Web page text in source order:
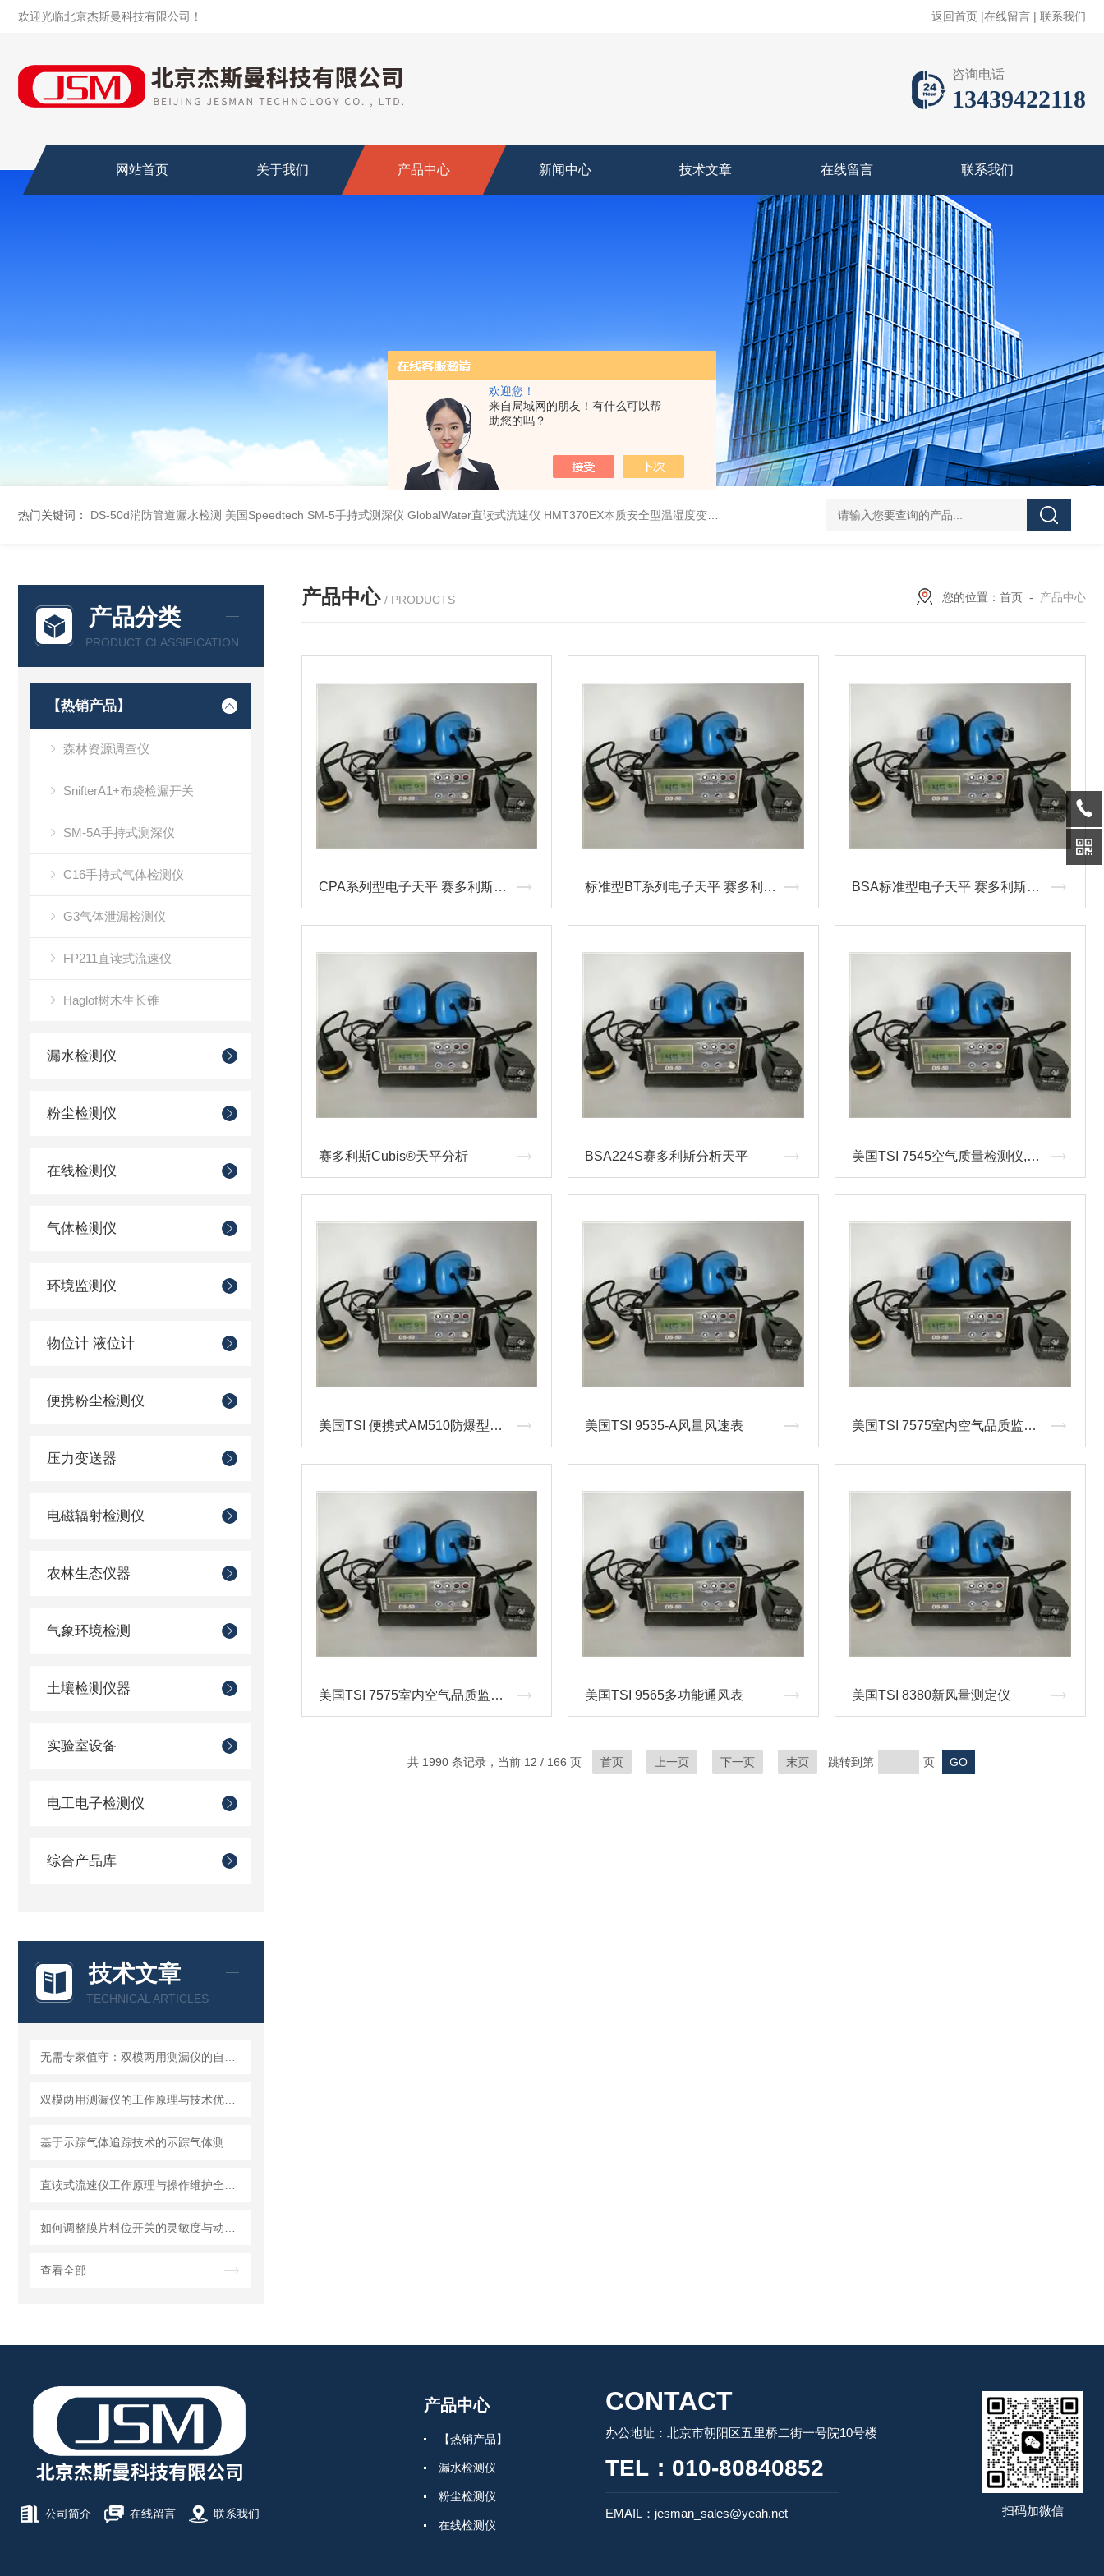
欢迎您！
来自局域网的朋友！有什么可以帮
助您的吗？
欢迎光临北京杰斯曼科技有限公司！ 返回首页 |在线留言 | 联系我们
咨询电话
13439422118
网站首页 关于我们 产品中心 新闻中心 技术文章 在线留言 联系我们
热门关键词： DS-50d消防管道漏水检测 美国Speedtech SM-5手持式测深仪 GlobalWater直读式流速仪 HMT370EX本质安全型温湿度变送器系列 适用于 0 区和 20 区 DS-50d韩国大成管道漏水检测仪 DS-50d韩国
产品分类
PRODUCT CLASSIFICATION
【热销产品】
森林资源调查仪
SnifterA1+布袋检漏开关
SM-5A手持式测深仪
C16手持式气体检测仪
G3气体泄漏检测仪
FP211直读式流速仪
Haglof树木生长锥
漏水检测仪
粉尘检测仪
在线检测仪
气体检测仪
环境监测仪
物位计 液位计
便携粉尘检测仪
压力变送器
电磁辐射检测仪
农林生态仪器
气象环境检测
土壤检测仪器
实验室设备
电工电子检测仪
综合产品库
技术文章
TECHNICAL ARTICLES
查看全部
产品中心 / PRODUCTS 您的位置： 首页 - 产品中心
CPA系列型电子天平 赛多利斯产品价格 标准型BT系列电子天平 赛多利斯集团BT系列电子天平——性能 BSA标准型电子天平 赛多利斯电子天平价格
赛多利斯Cubis®天平分析 BSA224S赛多利斯分析天平 美国TSI 7545空气质量检测仪,TSI 7545
美国TSI 便携式AM510防爆型数字式测尘仪 美国TSI 9535-A风量风速表 美国TSI 7575室内空气品质监测仪
美国TSI 7575室内空气品质监测仪操作说明 美国TSI 9565多功能通风表 美国TSI 8380新风量测定仪
共 1990 条记录，当前 12 / 166 页 首页 上一页 下一页 末页 跳转到第 页
公司简介 在线留言 联系我们
产品中心
【热销产品】
漏水检测仪
粉尘检测仪
在线检测仪
CONTACT
办公地址：北京市朝阳区五里桥二街一号院10号楼
TEL：010-80840852
EMAIL：jesman_sales@yeah.net 扫码加微信